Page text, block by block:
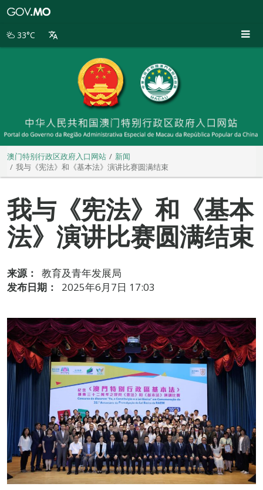
别
33°C
澳门特别行政区政府入口网站
新闻
我与《宪法》和《基本法》演讲比赛圆满结束
我与《宪法》和《基本
法》演讲比赛圆满结束
来源：
教育及青年发展局
发布日期：
2025年6月7日 17:03